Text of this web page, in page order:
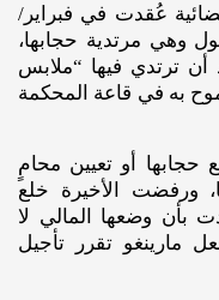
عُقدت في فبراير/
العلول وهي مرتدية حجابها،
أن ترتدي فيها “ملابس
به في قاعة المحكمة
حجابها أو تعيين محامٍ
ورفضت الأخيرة خلع
بأن وضعها المالي لا
مارينغو تقرر تأجيل